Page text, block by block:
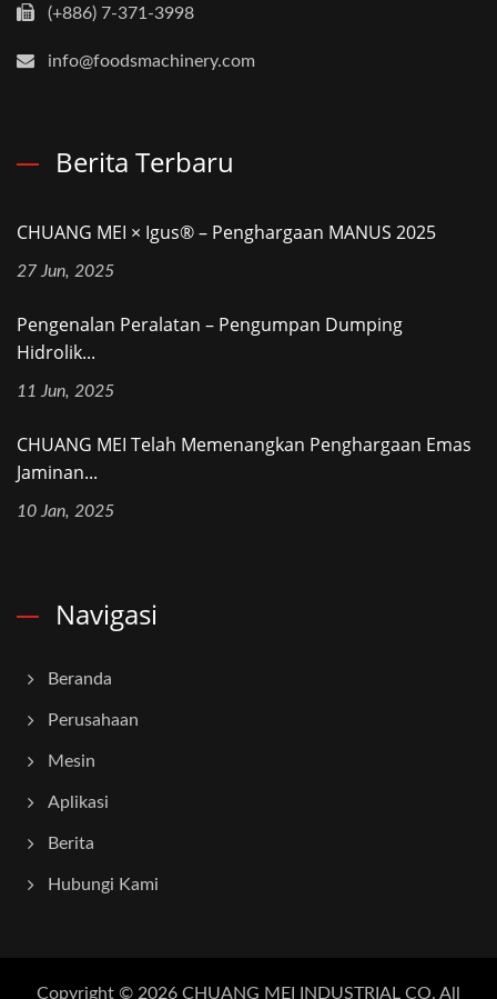
(+886) 7-371-3998
info@foodsmachinery.com
Berita Terbaru
CHUANG MEI × Igus® – Penghargaan MANUS 2025
27 Jun, 2025
Pengenalan Peralatan – Pengumpan Dumping
Hidrolik...
11 Jun, 2025
CHUANG MEI Telah Memenangkan Penghargaan Emas
Jaminan...
10 Jan, 2025
Navigasi
Beranda
Perusahaan
Mesin
Aplikasi
Berita
Hubungi Kami
Copyright © 2026 CHUANG MEI INDUSTRIAL CO. All